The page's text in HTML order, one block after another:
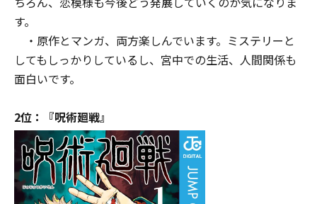
す。
・原作とマンガ、両方楽しんでいます。ミステリーと
してもしっかりしているし、宮中での生活、人間関係も
面白いです。
2位：『呪術廻戦』